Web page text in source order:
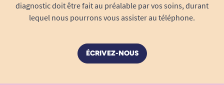
diagnostic doit être fait au préalable par vos soins, durant
lequel nous pourrons vous assister au téléphone.
ÉCRIVEZ-NOUS